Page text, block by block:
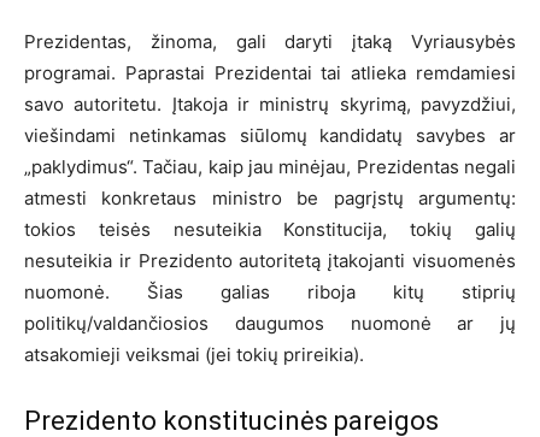
Prezidentas, žinoma, gali daryti įtaką Vyriausybės
programai. Paprastai Prezidentai tai atlieka remdamiesi
savo autoritetu. Įtakoja ir ministrų skyrimą, pavyzdžiui,
viešindami netinkamas siūlomų kandidatų savybes ar
„paklydimus“. Tačiau, kaip jau minėjau, Prezidentas negali
atmesti konkretaus ministro be pagrįstų argumentų:
tokios teisės nesuteikia Konstitucija, tokių galių
nesuteikia ir Prezidento autoritetą įtakojanti visuomenės
nuomonė. Šias galias riboja kitų stiprių
politikų/valdančiosios daugumos nuomonė ar jų
atsakomieji veiksmai (jei tokių prireikia).
Prezidento konstitucinės pareigos